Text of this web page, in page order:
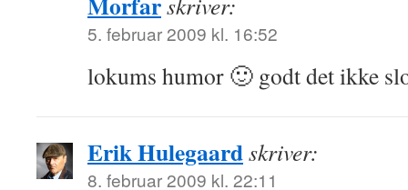
5. februar 2009 kl. 16:52
lokums humor 🙂 godt det ikke
Erik Hulegaardskriver:
8. februar 2009 kl. 22:11